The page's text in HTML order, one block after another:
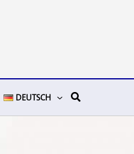
DEUTSCH Suchen